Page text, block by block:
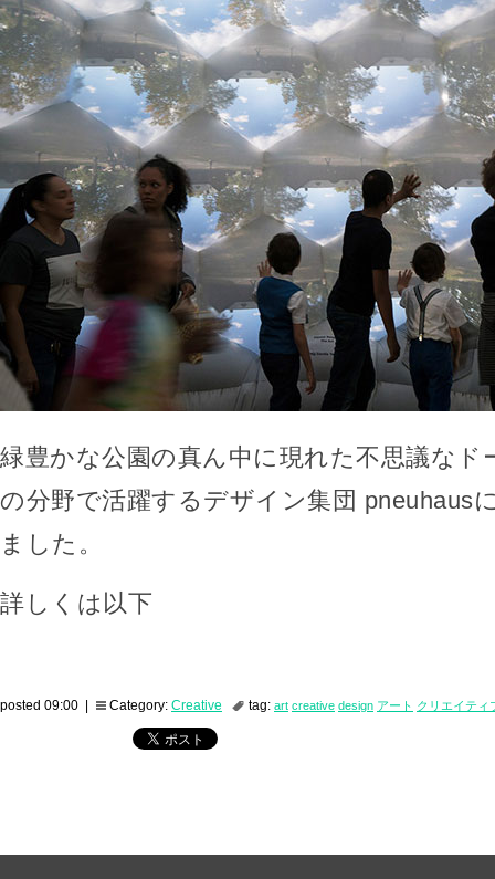
緑豊かな公園の真ん中に現れた不思議なド
の分野で活躍するデザイン集団 pneuhaus
ました。
詳しくは以下
posted 09:00 | Category: Creative tag: art creative design アート クリエイティ